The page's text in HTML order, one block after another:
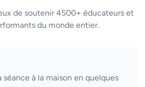
de soutenir 4500+ éducateurs et
du monde entier.
séance à la maison en quelques